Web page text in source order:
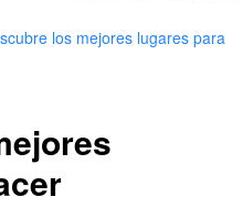
los mejores lugares para